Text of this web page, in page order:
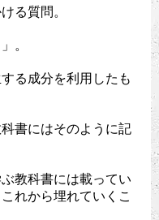
る質問。
。
る成分を利用したも
書にはそのように記
教科書には載ってい
れから埋れていくこ